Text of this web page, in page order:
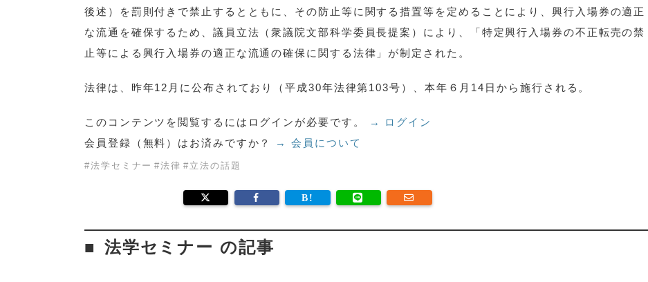
後述）を罰則付きで禁止するとともに、その防止等に関する措置等を定めることにより、興行入場券の適正
な流通を確保するため、議員立法（衆議院文部科学委員長提案）により、「特定興行入場券の不正転売の禁
止等による興行入場券の適正な流通の確保に関する法律」が制定された。
法律は、昨年12月に公布されており（平成30年法律第103号）、本年６月14日から施行される。
このコンテンツを閲覧するにはログインが必要です。
→ ログイン
会員登録（無料）はお済みですか？
→ 会員について
#法学セミナー #法律 # 立法の話題
法学セミナー の記事